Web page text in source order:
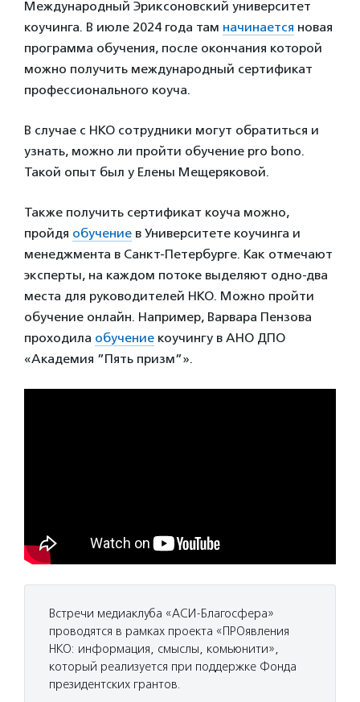
Международный Эриксоновский университет
коучинга. В июле 2024 года там начинается новая
программа обучения, после окончания которой
можно получить международный сертификат
профессионального коуча.
В случае с НКО сотрудники могут обратиться и
узнать, можно ли пройти обучение pro bono.
Такой опыт был у Елены Мещеряковой.
Также получить сертификат коуча можно,
пройдя обучение в Университете коучинга и
менеджмента в Санкт-Петербурге. Как отмечают
эксперты, на каждом потоке выделяют одно-два
места для руководителей НКО. Можно пройти
обучение онлайн. Например, Варвара Пензова
проходила обучение коучингу в АНО ДПО
«Академия ”Пять призм”».
Встречи медиаклуба «АСИ-Благосфера»
проводятся в рамках проекта «ПРОявления
НКО: информация, смыслы, комьюнити»,
который реализуется при поддержке Фонда
президентских грантов.